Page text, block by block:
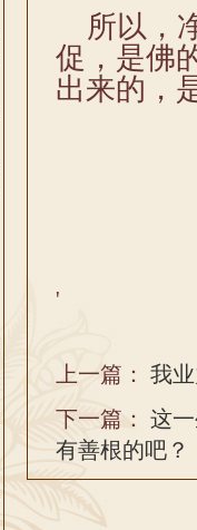
所以，
促，是佛
出来的，
'
上一篇： 我
下一篇： 这
有善根的吧？